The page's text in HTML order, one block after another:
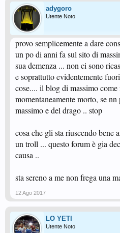
adygoro
Utente Noto
provo semplicemente a dare
un po di anni fa sul sito di
sua demenza ... non ci sono
e soprattutto evidentemente
cose.... il blog di massimo come
momentaneamente morto, se
massimo e del drago .. stop
cosa che gli sta riuscendo bene
un troll ... questo forum è gia
causa ..
sta sereno a me non frega una
12 Ago 2017
LO YETI
Utente Noto